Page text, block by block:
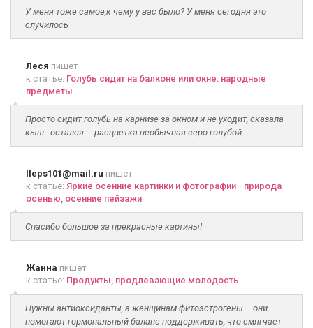
У меня тоже самое,к чему у вас было? У меня сегодня это
случилось
Леся пишет
к статье: Голубь сидит на балконе или окне: народные
предметы
Просто сидит голубь на карнизе за окном и не уходит, сказала
кыш...остался ... расцветка необычная серо-голубой......
lleps101@mail.ru пишет
к статье: Яркие осенние картинки и фотографии - природа
осенью, осенние пейзажи
Спасибо большое за прекрасные картины!
Жанна пишет
к статье: Продукты, продлевающие молодость
Нужны антиоксиданты, а женщинам фитоэстрогены – они
помогают гормональный баланс поддерживать, что смягчает